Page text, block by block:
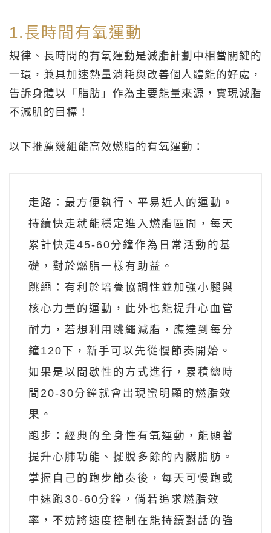
1.長時間有氧運動
規律、長時間的有氧運動是減脂計劃中相當關鍵的
一環，兼具加速熱量消耗與改善個人體能的好處，
告訴身體以「脂肪」作為主要能量來源，實現減脂
不減肌的目標！
以下推薦幾組能高效燃脂的有氧運動：
走路：最方便執行、平易近人的運動。
持續快走就能穩定進入燃脂區間，每天
累計快走45-60分鐘作為日常活動的基
礎，對於燃脂一樣有助益。
跳繩：有利於培養協調性並加強小腿與
核心力量的運動，此外也能提升心血管
耐力，若想利用跳繩減脂，應達到每分
鐘120下，新手可以先從慢節奏開始。
如果是以間歇性的方式進行，累積總時
間20-30分鐘就會出現蠻明顯的燃脂效
果。
跑步：經典的全身性有氧運動，能顯著
提升心肺功能、擺脫多餘的內臟脂肪。
掌握自己的跑步節奏後，每天可慢跑或
中速跑30-60分鐘，倘若追求燃脂效
率，不妨將速度控制在能持續對話的強